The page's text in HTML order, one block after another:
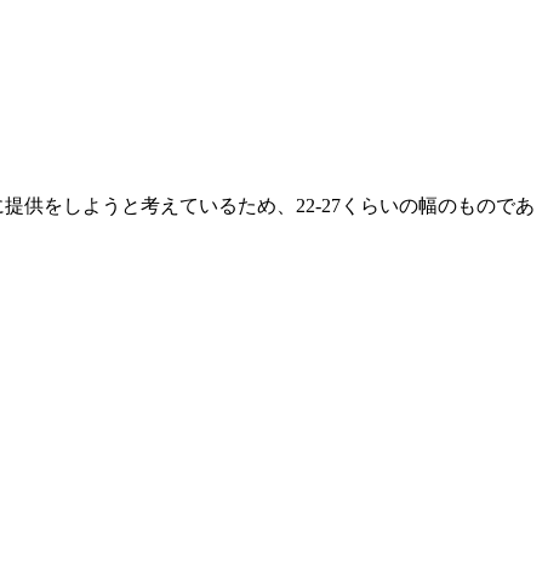
供をしようと考えているため、22-27くらいの幅のものであ